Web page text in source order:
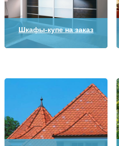
Шкафы-купе на заказ